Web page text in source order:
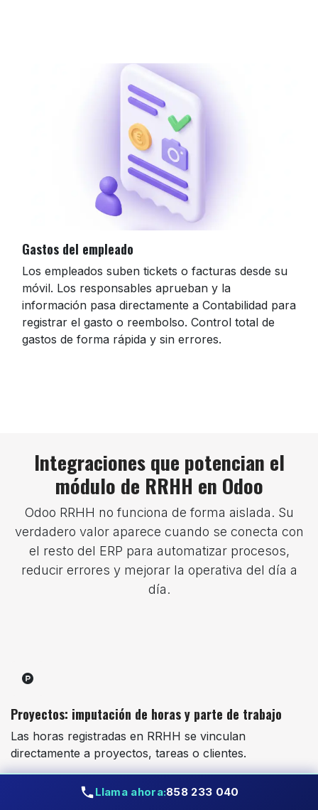
Llama ahora:858 233 040
Gastos del empleado
Los empleados suben tickets o facturas desde su
móvil. Los responsables aprueban y la
información pasa directamente a Contabilidad para
registrar el gasto o reembolso. Control total de
gastos de forma rápida y sin errores.
Integraciones que potencian el
módulo de RRHH en Odoo
Odoo RRHH no funciona de forma aislada. Su
verdadero valor aparece cuando se conecta con
el resto del ERP para automatizar procesos,
reducir errores y mejorar la operativa del día a
día.
Proyectos: imputación de horas y parte de trabajo
Las horas registradas en RRHH se vinculan
directamente a proyectos, tareas o clientes.
mantenimiento o equipos técnicos.